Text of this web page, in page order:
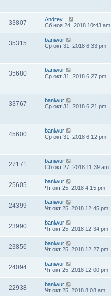
33807
Andrey...
Сб ноя 24, 2018 10:43 am
35315
baniwur
Ср окт 31, 2018 6:33 pm
35680
baniwur
Ср окт 31, 2018 6:27 pm
33767
baniwur
Ср окт 31, 2018 6:21 pm
45600
baniwur
Ср окт 31, 2018 6:12 pm
27171
baniwur
Сб окт 27, 2018 11:39 am
25605
baniwur
Чт окт 25, 2018 4:15 pm
24399
baniwur
Чт окт 25, 2018 12:45 pm
23990
baniwur
Чт окт 25, 2018 12:34 pm
23856
baniwur
Чт окт 25, 2018 12:27 pm
24094
baniwur
Чт окт 25, 2018 12:00 pm
22938
baniwur
Чт окт 25, 2018 8:08 am